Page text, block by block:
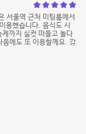
서울역 근처 미팅룸에서
용했습니다. 음식도 시
까지 실컷 떠들고 놀다
음에도 또 이용할께요. 감